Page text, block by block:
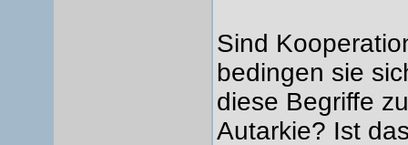
Sind
bedingen sie
diese Begriffe
Autarkie? Ist